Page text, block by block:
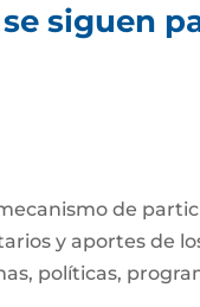
siguen
de
y aportes de
políticas,